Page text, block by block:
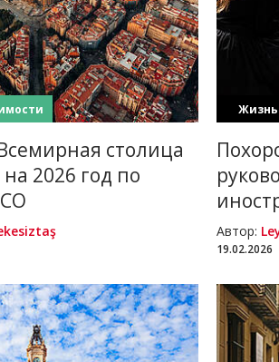
столица
2026 год по
Жизнь
Автор:
19.02.2026